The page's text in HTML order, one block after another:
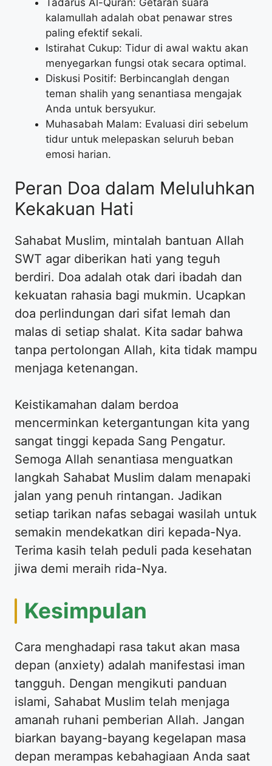
Tadarus Al-Quran: Getaran suara
kalamullah adalah obat penawar stres
paling efektif sekali.
Istirahat Cukup: Tidur di awal waktu akan
menyegarkan fungsi otak secara optimal.
Diskusi Positif: Berbincanglah dengan
teman shalih yang senantiasa mengajak
Anda untuk bersyukur.
Muhasabah Malam: Evaluasi diri sebelum
tidur untuk melepaskan seluruh beban
emosi harian.
Peran Doa dalam Meluluhkan
Kekakuan Hati
Sahabat Muslim, mintalah bantuan Allah
SWT agar diberikan hati yang teguh
berdiri. Doa adalah otak dari ibadah dan
kekuatan rahasia bagi mukmin. Ucapkan
doa perlindungan dari sifat lemah dan
malas di setiap shalat. Kita sadar bahwa
tanpa pertolongan Allah, kita tidak mampu
menjaga ketenangan.
Keistikamahan dalam berdoa
mencerminkan ketergantungan kita yang
sangat tinggi kepada Sang Pengatur.
Semoga Allah senantiasa menguatkan
langkah Sahabat Muslim dalam menapaki
jalan yang penuh rintangan. Jadikan
setiap tarikan nafas sebagai wasilah untuk
semakin mendekatkan diri kepada-Nya.
Terima kasih telah peduli pada kesehatan
jiwa demi meraih rida-Nya.
Kesimpulan
Cara menghadapi rasa takut akan masa
depan (anxiety) adalah manifestasi iman
tangguh. Dengan mengikuti panduan
islami, Sahabat Muslim telah menjaga
amanah ruhani pemberian Allah. Jangan
biarkan bayang-bayang kegelapan masa
depan merampas kebahagiaan Anda saat